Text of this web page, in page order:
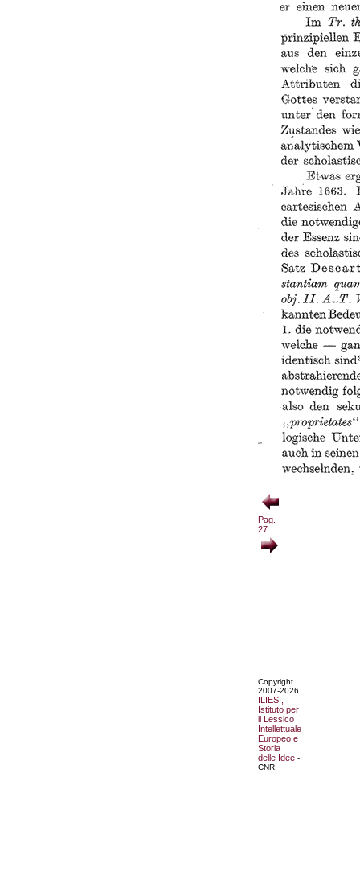
Pag.
27
Copyright
2007-2026
ILIESI,
Istituto per
il Lessico
Intellettuale
Europeo e
Storia
delle Idee -
CNR.